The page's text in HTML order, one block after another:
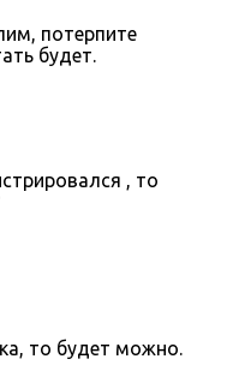
потерпите
будет.
, то
то будет можно.